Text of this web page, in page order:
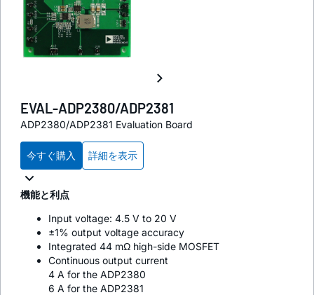
EVAL-ADP2380/ADP2381
ADP2380/ADP2381 Evaluation Board
今すぐ購入 詳細を表示
機能と利点
Input voltage: 4.5 V to 20 V
±1% output voltage accuracy
Integrated 44 mΩ high-side MOSFET
Continuous output current
4 A for the ADP2380
6 A for the ADP2381